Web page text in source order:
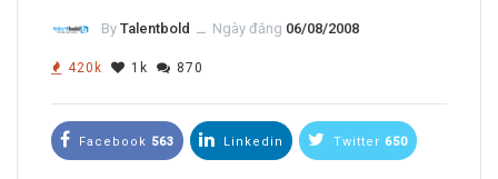
By Talentbold ــ Ngày đăng 06/08/2008
420k 1k 870
Facebook 563 Linkedin Twitter 650